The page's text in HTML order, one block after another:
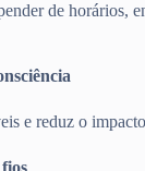
de horários,
e reduz o